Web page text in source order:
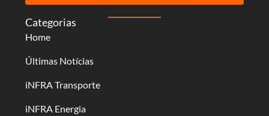
Categorias
Home
Últimas Notícias
iNFRA Transporte
iNFRA Energia